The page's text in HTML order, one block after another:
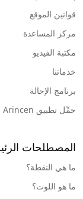
قوانين الموقع
مركز المساعدة
مكتبة الفيديو
خدماتنا
برنامج الإحالة
حمِّل تطبيق Arincen
المصطلحات
ما هي النقطة؟
ما هو اللوت؟